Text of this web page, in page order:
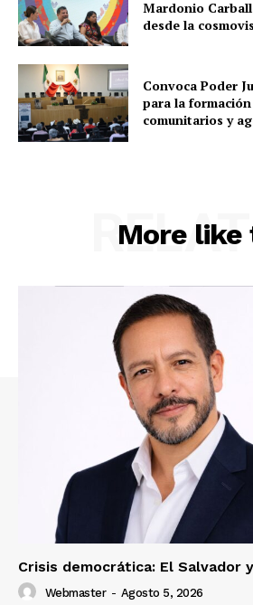
Mardonio
desde la
Convoca Poder
para la
comunitarios y
More like
Crisis democrática: El Salvador
Webmaster - Agosto 5, 2026